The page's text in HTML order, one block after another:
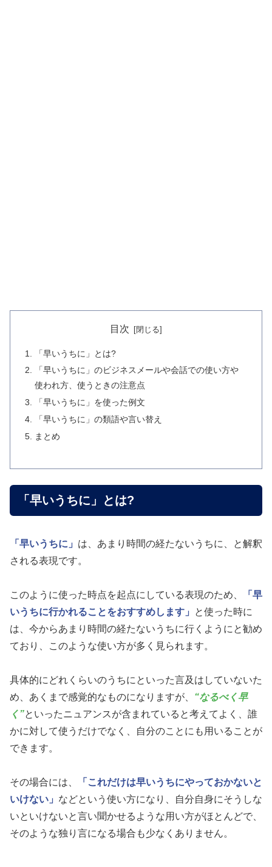
目次
「早いうちに」とは?
「早いうちに」のビジネスメールや会話での使い方や
使われ方、使うときの注意点
「早いうちに」を使った例文
「早いうちに」の類語や言い替え
まとめ
「早いうちに」とは?
「早いうちに」 は、あまり時間の経たないうちに、と解釈
される表現です。
このように使った時点を起点にしている表現のため、
「早
いうちに行かれることをおすすめします」
と使った時に
は、今からあまり時間の経たないうちに行くようにと勧め
ており、このような使い方が多く見られます。
具体的にどれくらいのうちにといった言及はしていないた
め、あくまで感覚的なものになりますが、 “なるべく早
く”といったニュアンスが含まれていると考えてよく、誰
かに対して使うだけでなく、自分のことにも用いることが
できます。
その場合には、
「これだけは早いうちにやっておかないと
いけない」 などという使い方になり、自分自身にそうしな
いといけないと言い聞かせるような用い方がほとんどで、
そのような独り言になる場合も少なくありません。